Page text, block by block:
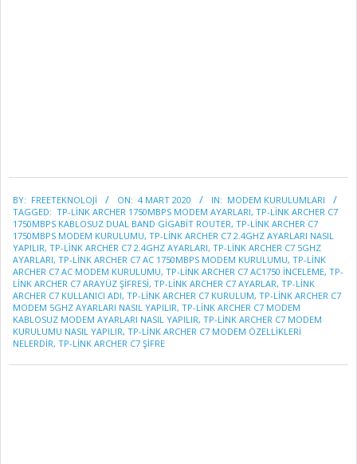
03-
04
BY: FREETEKNOLOJI ON: 4 MART 2020 IN: MODEM KURULUMLARI
TAGGED: TP-LINK ARCHER 1750MBPS MODEM AYARLARI, TP-LINK ARCHER C7
1750MBPS KABLOSUZ DUAL BAND GIGABIT ROUTER, TP-LINK ARCHER C7
1750MBPS MODEM KURULUMU, TP-LINK ARCHER C7 2.4GHZ AYARLARI NASIL
YAPILIR, TP-LINK ARCHER C7 2.4GHZ AYARLARI, TP-LINK ARCHER C7 5GHZ
AYARLARI, TP-LINK ARCHER C7 AC 1750MBPS MODEM KURULUMU, TP-LINK
ARCHER C7 AC MODEM KURULUMU, TP-LINK ARCHER C7 AC1750 INCELEME, TP-
LINK ARCHER C7 ARAYÜZ ŞIFRESI, TP-LINK ARCHER C7 AYARLAR, TP-LINK
ARCHER C7 KULLANICI ADI, TP-LINK ARCHER C7 KURULUM, TP-LINK ARCHER C7
MODEM 5GHZ AYARLARI NASIL YAPILIR, TP-LINK ARCHER C7 MODEM
KABLOSUZ MODEM AYARLARI NASIL YAPILIR, TP-LINK ARCHER C7 MODEM
KURULUMU NASIL YAPILIR, TP-LINK ARCHER C7 MODEM ÖZELLİKLERİ
NELERDİR, TP-LINK ARCHER C7 ŞIFRE